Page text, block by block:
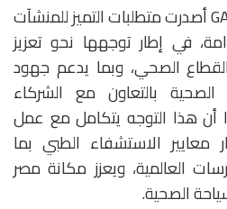
وأكد رئيس الهيئة أن GAHAR أصدرت متطلبات التميز للمنشآت
في إطار توجهها نحو تعزيز
الصحي، وبما يدعم جهود
بالتعاون مع الشركاء
أن هذا التوجه يتكامل مع عمل
معايير الاستشفاء الطبي بما
العالمية، ويعزز مكانة مصر
الصحية.